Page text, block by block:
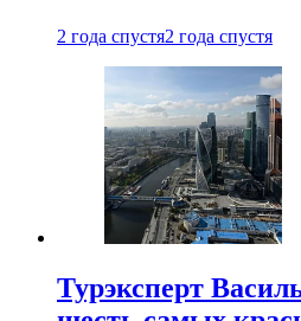
2 года спустя2 года спустя
Турэксперт